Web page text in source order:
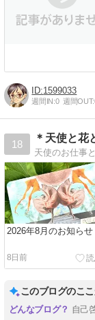
1599033
週間IN:0 週間OUT:
18
＊天使と花
2026年8月のお知らせ
8日前
このブログのこ
自己